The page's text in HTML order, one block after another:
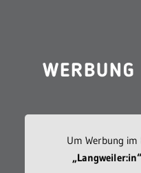
Um Werbung
„Langweiler:in“